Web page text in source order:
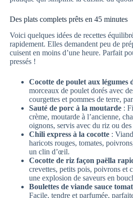
Des plats complets prêts en 45 minutes
Voici quelques idées de recettes
rapidement. Elles demandent peu de
cuisent en moins d’une heure. Parfait
pressés !
Cocotte de poulet aux légumes
morceaux de poulet dorés avec
courgettes et pommes de terre,
Sauté de porc à la moutarde :
crème, moutarde à l’ancienne,
oignons, servis avec du riz ou des
Chili express à la cocotte :
haricots rouges, tomates,
un clin d’œil.
Cocotte de riz façon paëlla
crevettes, petits pois, poivrons et
une explosion de saveurs en
Boulettes de viande sauce
Facile, tendre et parfumée,